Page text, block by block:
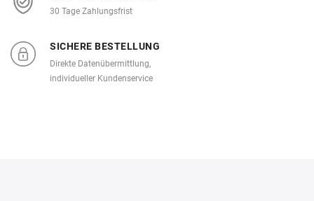
30 Tage Zahlungsfrist
SICHERE BESTELLUNG
Direkte Datenübermittlung,
individueller Kundenservice